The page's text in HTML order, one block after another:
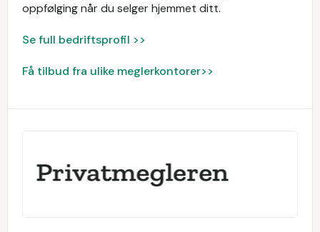
oppfølging når du selger hjemmet ditt.
Se full bedriftsprofil >>
Få tilbud fra ulike meglerkontorer>>